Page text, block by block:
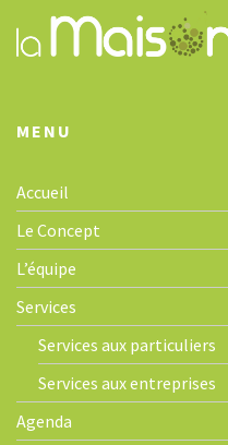
i
o
MENU
Accueil
Le Concept
L’équipe
Services
Services aux particuliers
Services aux entreprises
Agenda